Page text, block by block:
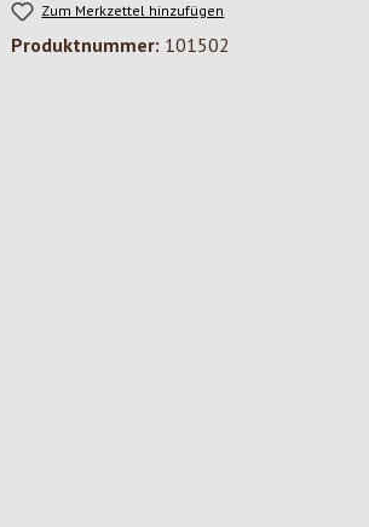
Zum Merkzettel hinzufügen
Produktnummer: 101502